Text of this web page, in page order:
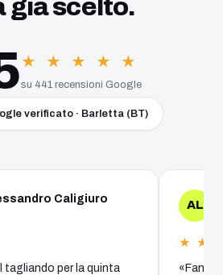
già scelto.
★ ★ ★ ★ ★
su 441 recensioni Google
verificato · Barletta (BT)
Caligiuro
tagliando per la quinta
AL
★ ★